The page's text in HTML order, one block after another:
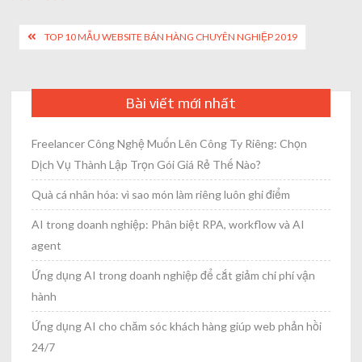
PostTOP 10 MẪU WEBSITE BÁN HÀNG CHUYÊN NGHIỆP 2019
Bài viết mới nhất
Freelancer Công Nghệ Muốn Lên Công Ty Riêng: Chọn
Dịch Vụ Thành Lập Trọn Gói Giá Rẻ Thế Nào?
Quà cá nhân hóa: vì sao món làm riêng luôn ghi điểm
AI trong doanh nghiệp: Phân biệt RPA, workflow và AI
agent
Ứng dụng AI trong doanh nghiệp để cắt giảm chi phí vận
hành
Ứng dụng AI cho chăm sóc khách hàng giúp web phản hồi
24/7